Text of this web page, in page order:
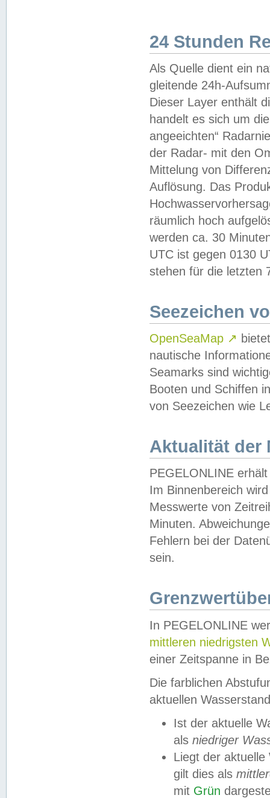
24 Stunden
Als Quelle dient ein
gleitende 24h-
Dieser Layer enthält
handelt es sich um
angeeichten“
der Radar- mit den
Mittelung von
Auflösung. Das
räumlich hoch
werden ca. 30
UTC ist gegen 0130
stehen für die letzten
Seezeichen
OpenSeaMap ↗
nautische
Seamarks sind
Booten und Schiffen
von Seezeichen wie
Aktualität der
PEGELONLINE
Im Binnenbereich
Messwerte von
Minuten.
Fehlern bei der
sein.
In PEGELONLINE
mittleren niedrigsten
einer Zeitspanne in
Die farblichen
aktuellen
Ist der aktuelle
als niedriger
Liegt der
gilt dies als
mit Grün